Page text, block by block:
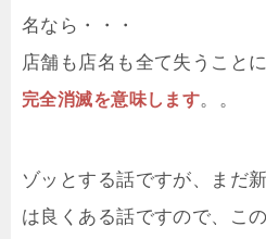
名なら・・・
店舗も店名も全て失うこと
完全消滅を意味します。。
ゾッとする話ですが、まだ
は良くある話ですので、こ